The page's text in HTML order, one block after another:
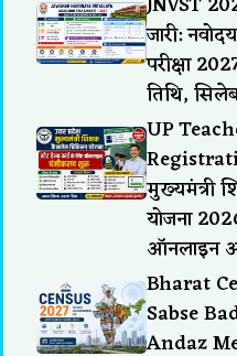
जारी:
परीक्षा
तिथि,
UP
मुख्यमंत्री
योजना
ऑनलाइन
Bharat
Sabse
Andaz